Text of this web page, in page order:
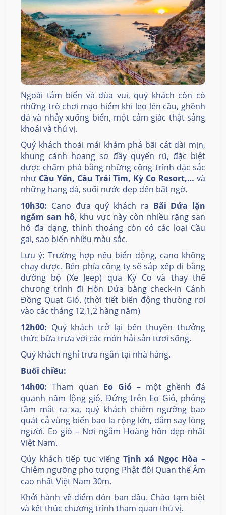
Ngoài tắm biển và đùa vui, quý khách còn có
những trò chơi mạo hiểm khi leo lên cầu, ghềnh
đá và nhảy xuống biển, một cảm giác thật sảng
khoái và thú vị.
Quý khách thoải mái khám phá bãi cát dài mịn,
khung cảnh hoang sơ đầy quyến rũ, đặc biệt
được chấm phá bằng những công trình đặc sắc
như Cầu Yến, Cầu Trái Tim, Kỳ Co Resort,… và
những hang đá, suối nước đẹp đến bất ngờ.
10h30: Cano đưa quý khách ra Bãi Dứa lặn
ngắm san hô, khu vực này còn nhiều rặng san
hô đa dạng, thỉnh thoảng còn có các loại Cầu
gai, sao biển nhiều màu sắc.
Lưu ý: Trường hợp nếu biển động, cano không
chạy được. Bên phía công ty sẽ sắp xếp đi bằng
đường bộ (Xe Jeep) qua Kỳ Co và thay thế
chương trình đi Hòn Dứa bằng check-in Cánh
Đồng Quạt Gió. (thời tiết biển động thường rơi
vào các tháng 12,1,2 hàng năm)
12h00: Quý khách trở lại bến thuyền thưởng
thức bữa trưa với các món hải sản tươi sống.
Quý khách nghỉ trưa ngắn tại nhà hàng.
Buổi chiều:
14h00: Tham quan Eo Gió – một ghềnh đá
quanh năm lộng gió. Đứng trên Eo Gió, phóng
tầm mắt ra xa, quý khách chiêm ngưỡng bao
quát cả vùng biển bao la rộng lớn, đắm say lòng
người. Eo gió – Nơi ngắm Hoàng hôn đẹp nhất
Việt Nam.
Qúy khách tiếp tục viếng Tịnh xá Ngọc Hòa –
Chiêm ngưỡng pho tượng Phật đôi Quan thế Âm
cao nhất Việt Nam 30m.
Khởi hành về điểm đón ban đầu. Chào tạm biệt
và kết thúc chương trình tham quan thú vị.